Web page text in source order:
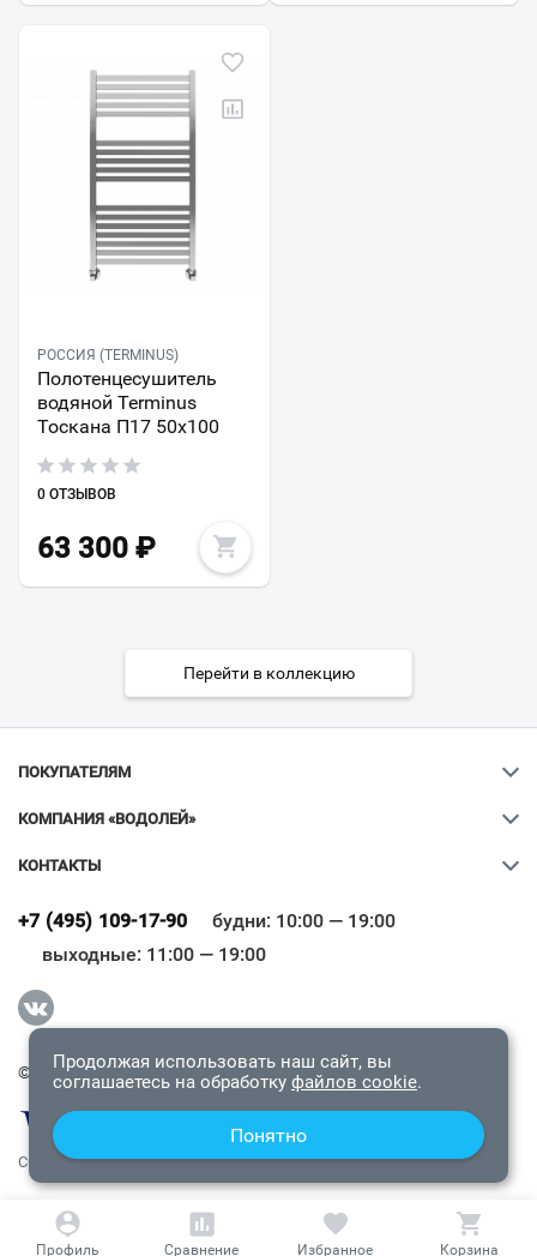
РОССИЯ (TERMINUS)
Полотенцесушитель
водяной Terminus
Тоскана П17 50х100
0 ОТЗЫВОВ
63 300 ₽
Перейти в коллекцию
ПОКУПАТЕЛЯМ
КОМПАНИЯ «ВОДОЛЕЙ»
КОНТАКТЫ
+7 (495) 109-17-90
будни: 10:00 — 19:00
выходные: 11:00 — 19:00
© 2009-2026 «Водолей Онлайн». Все права защищены.
СОГЛАШЕНИЕ О КОНФИДЕНЦИАЛЬНОСТИ
Всё верно
Продолжая использовать наш сайт, вы
соглашаетесь на обработку файлов cookie.
Понятно